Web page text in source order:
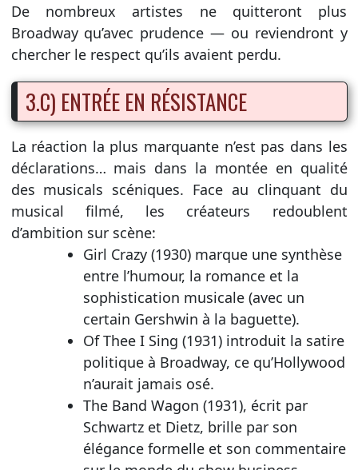
De nombreux artistes ne quitteront plus
Broadway qu’avec prudence — ou reviendront y
chercher le respect qu’ils avaient perdu.
3.C) ENTRÉE EN RÉSISTANCE
La réaction la plus marquante n’est pas dans les
déclarations… mais dans la montée en qualité
des musicals scéniques. Face au clinquant du
musical filmé, les créateurs redoublent
d’ambition sur scène:
Girl Crazy (1930) marque une synthèse
entre l’humour, la romance et la
sophistication musicale (avec un
certain Gershwin à la baguette).
Of Thee I Sing (1931) introduit la satire
politique à Broadway, ce qu’Hollywood
n’aurait jamais osé.
The Band Wagon (1931), écrit par
Schwartz et Dietz, brille par son
élégance formelle et son commentaire